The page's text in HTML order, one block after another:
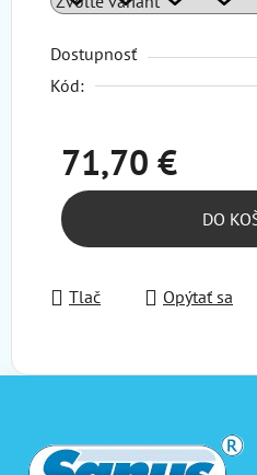
Dostupnosť
Kód:
71,70 €
Jednotková cena:
DO
Tlač Opýtať sa